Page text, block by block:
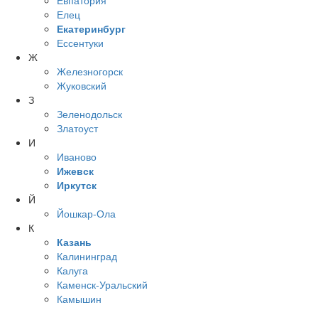
Елец
Екатеринбург
Ессентуки
Ж
Железногорск
Жуковский
З
Зеленодольск
Златоуст
И
Иваново
Ижевск
Иркутск
Й
Йошкар-Ола
К
Казань
Калининград
Калуга
Каменск-Уральский
Камышин